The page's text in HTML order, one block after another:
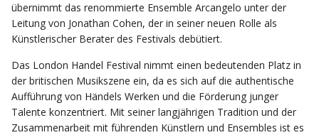
übernimmt das renommierte Ensemble Arcangelo unter der
Leitung von Jonathan Cohen, der in seiner neuen Rolle als
Künstlerischer Berater des Festivals debütiert.
Das London Handel Festival nimmt einen bedeutenden Platz in
der britischen Musikszene ein, da es sich auf die authentische
Aufführung von Händels Werken und die Förderung junger
Talente konzentriert. Mit seiner langjährigen Tradition und der
Zusammenarbeit mit führenden Künstlern und Ensembles ist es